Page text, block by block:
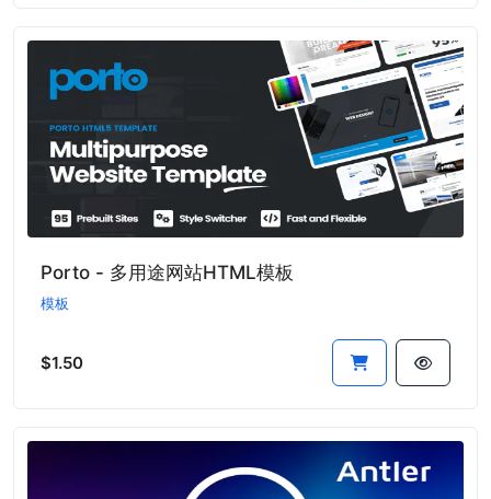
Porto - 多用途网站HTML模板
模板
$1.50